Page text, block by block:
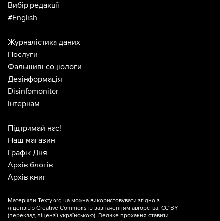
Вибір редакції
#English
Журналістика даних
Послуги
Фальшиві соціологи
Дезінформація
Disinfomonitor
Інтернам
Підтримай нас!
Наш магазин
Графік Дня
Архів блогів
Архів книг
Матеріали Texty.org.ua можна використовувати згідно з
ліцензією Creative Commons із зазначенням авторства, CC BY
(переклад ліцензії українською). Велике прохання ставити